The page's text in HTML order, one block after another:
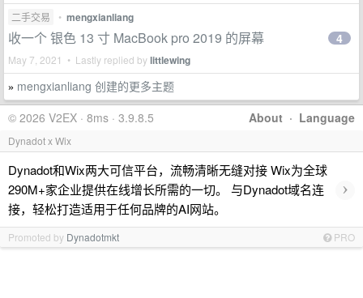
二手交易 • mengxianliang
收一个 银色 13 寸 MacBook pro 2019 的屏幕
May 7, 2021 • Lastly replied bylittlewing
4
» mengxianliang 创建的更多主题
About · Language
© 2026 V2EX · 8ms · 3.9.8.5
Dynadot x Wix
Dynadot和Wix两大可信平台，流畅清晰无缝对接 Wix为全球
290M+家企业提供在线增长所需的一切。 与Dynadot域名连
接，轻松打造适用于任何品牌的AI网站。
›
Promoted by Dynadotmkt PRO